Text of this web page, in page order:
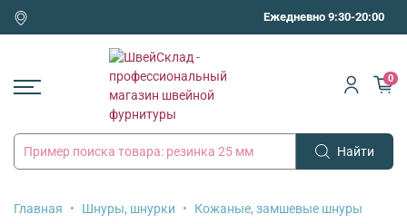
Ежедневно 9:30-20:00
Найти
0
Главная Шнуры, шнурки Кожаные, замшевые шнуры